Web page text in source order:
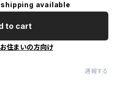
available
to cart
住まいの方向け
通報する